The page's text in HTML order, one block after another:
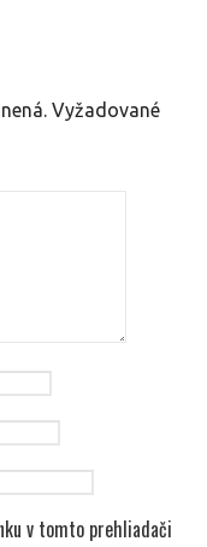
Vyžadované
v tomto prehliadači